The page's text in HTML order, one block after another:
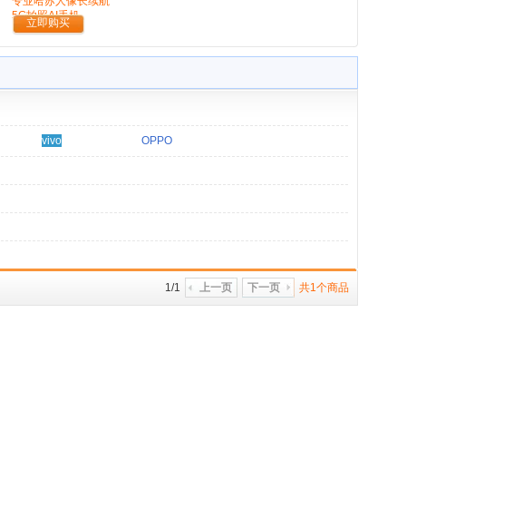
5G拍照AI手机
立即购买
vivo OPPO
共1个商品
下一页
上一页
1/1